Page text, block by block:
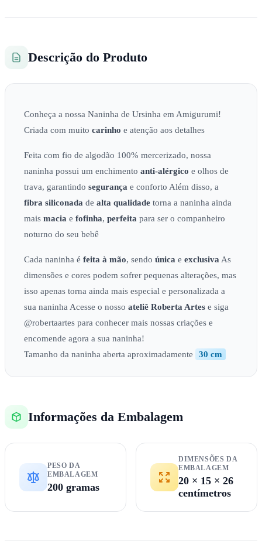
Descrição do Produto
Conheça a nossa Naninha de Ursinha em Amigurumi!
Criada com muito carinho e atenção aos detalhes
Feita com fio de algodão 100% mercerizado, nossa
naninha possui um enchimento anti-alérgico e olhos de
trava, garantindo segurança e conforto Além disso, a
fibra siliconada de alta qualidade torna a naninha ainda
mais macia e fofinha, perfeita para ser o companheiro
noturno do seu bebê
Cada naninha é feita à mão, sendo única e exclusivaAs
dimensões e cores podem sofrer pequenas alterações, mas
isso apenas torna ainda mais especial e personalizada a
sua naninha Acesse o nosso ateliê Roberta Artes e siga
@robertaartes para conhecer mais nossas criações e
encomende agora a sua naninha!
Tamanho da naninha aberta aproximadamente
30 cm
Informações da Embalagem
PESO DA
EMBALAGEM
200 gramas
DIMENSÕES DA
EMBALAGEM
20 × 15 × 26
centímetros